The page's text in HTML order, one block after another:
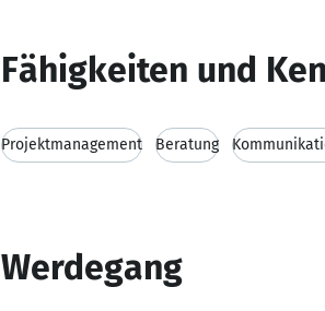
Fähigkeiten und
Projektmanagement Beratung
Werdegang